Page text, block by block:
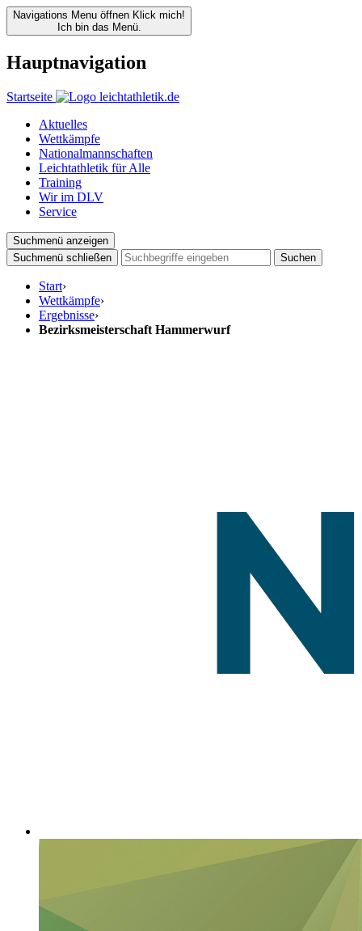
Navigations Menu öffnen Klick mich!
Ich bin das Menü.
Hauptnavigation
Startseite
Aktuelles
Wettkämpfe
Nationalmannschaften
Leichtathletik für Alle
Training
Wir im DLV
Service
Suchmenü anzeigen
Suchmenü schließen
Suchen
Start›
Wettkämpfe›
Ergebnisse›
Bezirksmeisterschaft Hammerwurf